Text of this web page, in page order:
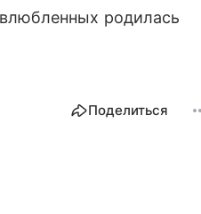
родилась
Поделиться